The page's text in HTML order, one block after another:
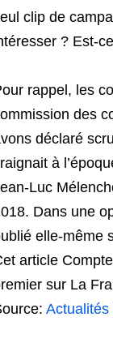
clip de
? Est-
rappel, les
des
déclaré
à
Luc
Dans une
elle-même
article
sur La
Actualités